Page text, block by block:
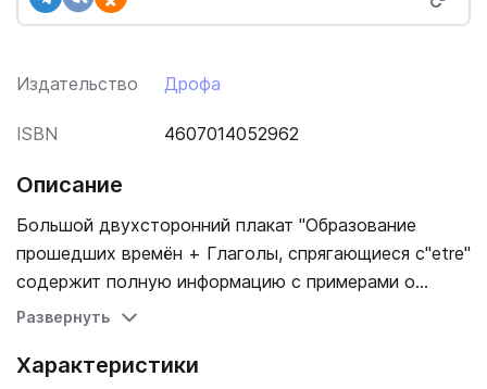
Издательство Дрофа
ISBN 4607014052962
Описание
Большой двухсторонний плакат "Образование
прошедших времён + Глаголы, спрягающиеся с"etre"
содержит полную информацию с примерами о
данной теме. Плакат имеет размер 70х100 см и
Развернуть
Характеристики